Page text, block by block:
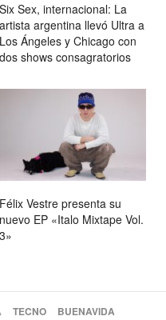
Six Sex, internacional: La
artista argentina llevó Ultra a
Los Ángeles y Chicago con
dos shows consagratorios
Félix Vestre presenta su
nuevo EP «Italo Mixtape Vol.
3»
TECNO BUENAVIDA